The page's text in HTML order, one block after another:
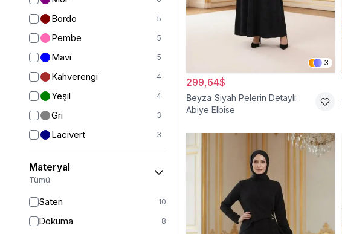
Bordo 5
Pembe 5
Mavi 5
Kahverengi 4
Yeşil 4
Gri 3
Lacivert 3
Haki 2
Renkli 1
Materyal
Tümü
Saten 10
Dokuma 8
3
299,64$
Beyza Siyah Pelerin Detaylı
Abiye Elbise